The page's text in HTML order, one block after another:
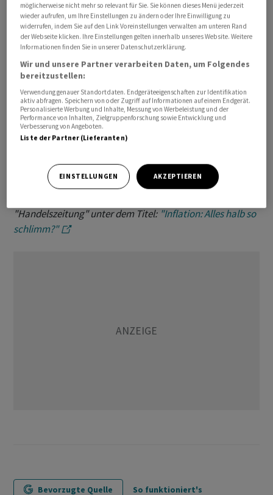
In Podcast "Handelszeitung Insights" spricht Tim
Höfinghoff mit seinen Kollegen Michael Heim und Ralph
Pöhner über Inflation: In vielen Ländern steigt das
Preisniveau stark an. Wir reden darüber, was Inflation
genau ist, warum uns das sorgen muss oder ob die
Teuerung eben keine Bedrohung darstellt. Und wir
klären, was dies alles bedeutet für Konsumenten, für
den Lohn der Beschäftigten und welche Folgen für
unsere Wirtschaft und den Rest der Welt zu erwarten
"Handelszeitung" unter dem Titel: "Inflation: Alles halb so
schlimm?"
Bevorzugte Quelle So funktioniert's
möglicherweise nicht mehr so relevant für Sie. Sie können dieses Menü jederzeit
wieder aufrufen, um Ihre Einstellungen zu ändern oder Ihre Einwilligung zu
widerrufen, indem Sie auf den Link Voreinstellungen verwalten am unteren Rand
der Webseite klicken. Ihre Einstellungen gelten innerhalb unseres Website. Weitere
Informationen finden Sie in unserer Datenschutzerklärung.
Wir und unsere Partner verarbeiten Daten, um Folgendes
bereitzustellen:
Verwendung genauer Standortdaten. Endgeräteeigenschaften zur Identifikation
aktiv abfragen. Speichern von oder Zugriff auf Informationen auf einem Endgerät.
Personalisierte Werbung und Inhalte, Messung von Werbeleistung und der
Performance von Inhalten, Zielgruppenforschung sowie Entwicklung und
Verbesserung von Angeboten.
Liste der Partner (Lieferanten)
EINSTELLUNGEN AKZEPTIEREN